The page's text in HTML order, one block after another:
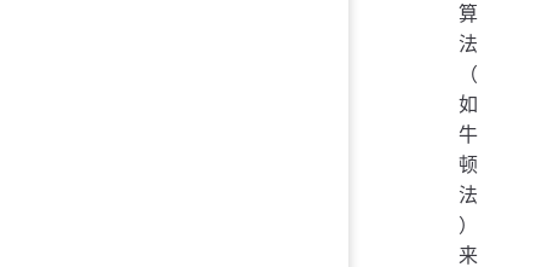
算
法
（
如
牛
顿
法
）
来